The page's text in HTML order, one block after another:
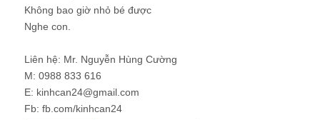
Không bao giờ nhỏ bé được
Nghe con.
Liên hệ: Mr. Nguyễn Hùng Cường
M: 0988 833 616
E: kinhcan24@gmail.com
Fb: fb.com/kinhcan24